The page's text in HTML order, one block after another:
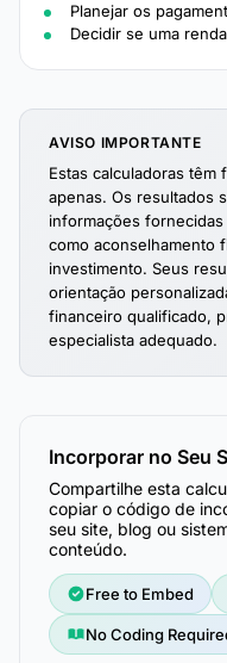
Planejar os
Decidir se uma
AVISO IMPORTANTE
Estas calculadoras
apenas. Os resultados
informações
como aconselhamento
investimento. Seus
orientação
financeiro qualificado,
especialista adequado.
Incorporar no Seu
Compartilhe esta
copiar o código de
seu site, blog ou
conteúdo.
Free to Embed
No Coding